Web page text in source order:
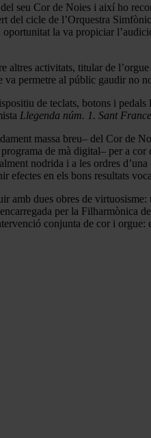
seu Cor de Noies i així ho
del cicle de l’Orquestra
la va propiciar
altres activitats, titular de
permetre al públic gaudir no
de teclats, botons i
Llegenda núm. 1. Sant
massa breu– del Cor de
de mà digital– per a
nodrida i a les ordres
efectes en els bons resultats
dues obres de virtuosisme:
per la Filharmònica
conjunta de cor i orgue: